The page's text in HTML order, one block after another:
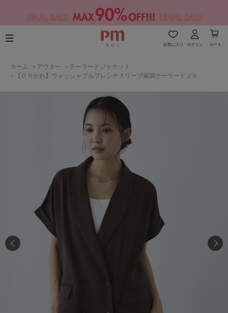
お気に入り ログイン カート
ホーム > アウター > テーラードジャケット
>
【ＯＮかわ】ウォッシャブルフレンチスリーブ麻調テーラードＪＫ